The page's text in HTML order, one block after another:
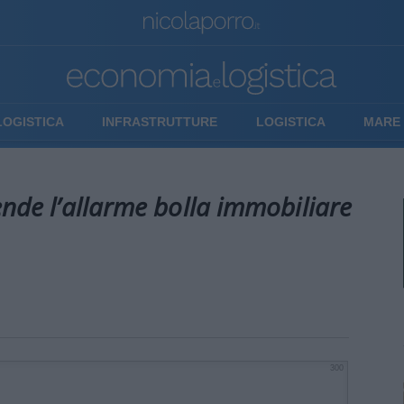
INFRASTRUTTURE LOGISTICA MARE
l’allarme bolla immobiliare